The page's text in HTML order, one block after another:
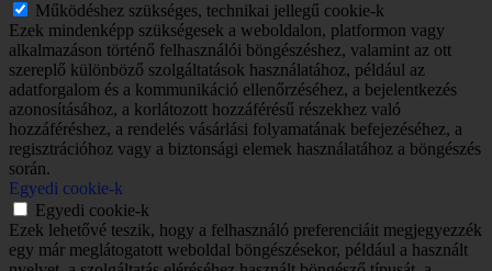
Működéshez szükséges, technikai jellegű cookie-k
Ezek mindenképp szükségesek a weboldalon, platformon vagy
alkalmazáson történő felhasználói böngészéshez, valamint az ott
szereplő különböző szolgáltatások használatához, például az
adatforgalom és a kommunikáció ellenőrzéséhez, a bejelentkezés
azonosításához, a korlátozott hozzáférésű részekhez való
hozzáféréshez, a rendelés vásárlási folyamatának befejezéséhez, a
regisztrációhoz vagy a biztonsági elemek használatához a böngészés
során.
Egyedi cookie-k
Egyedi cookie-k
Ezek lehetővé teszik, hogy a felhasználó preferenciáit megjegyezzék
egy már meglátogatott weboldal böngészésekor, például a használt